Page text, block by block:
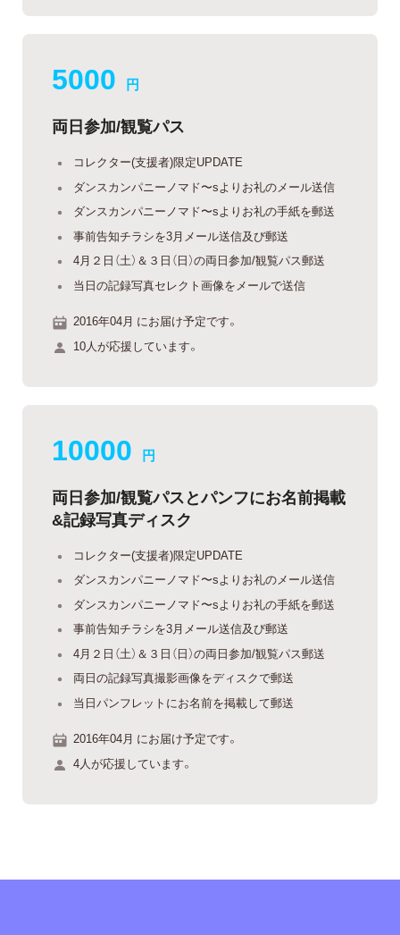
5000 円
両日参加/観覧パス
コレクター(支援者)限定UPDATE
ダンスカンパニーノマド〜sよりお礼のメール送信
ダンスカンパニーノマド〜sよりお礼の手紙を郵送
事前告知チラシを3月メール送信及び郵送
4月２日（土）＆３日（日）の両日参加/観覧パス郵送
当日の記録写真セレクト画像をメールで送信
2016年04月 にお届け予定です。
10人が応援しています。
10000 円
両日参加/観覧パスとパンフにお名前掲載
&記録写真ディスク
コレクター(支援者)限定UPDATE
ダンスカンパニーノマド〜sよりお礼のメール送信
ダンスカンパニーノマド〜sよりお礼の手紙を郵送
事前告知チラシを3月メール送信及び郵送
4月２日（土）＆３日（日）の両日参加/観覧パス郵送
両日の記録写真撮影画像をディスクで郵送
当日パンフレットにお名前を掲載して郵送
2016年04月 にお届け予定です。
4人が応援しています。